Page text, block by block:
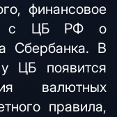
финансовое
с ЦБ РФ о
Сбербанка. В
ЦБ появится
валютных
правила,